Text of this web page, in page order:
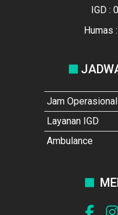
IGD :
Humas
Jam
Layanan IGD
Ambulance